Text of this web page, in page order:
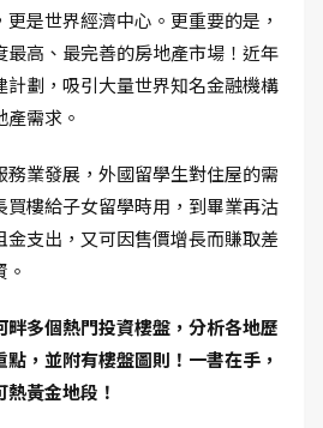
是世界經濟中心。更重要的是，
最高、最完善的房地產市場！近年
計劃，吸引大量世界知名金融機構
需求。
務業發展，外國留學生對住屋的需
買樓給子女留學時用，到畢業再沽
金支出，又可因售價增長而賺取差
多個熱門投資樓盤，分析各地歷
，並附有樓盤圖則！一書在手，
黃金地段！